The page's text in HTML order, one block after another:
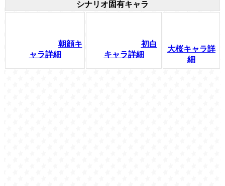
シナリオ固有キャラ
朝顔キ
ャラ詳細
初白
キャラ詳細
大桜キャラ詳
細